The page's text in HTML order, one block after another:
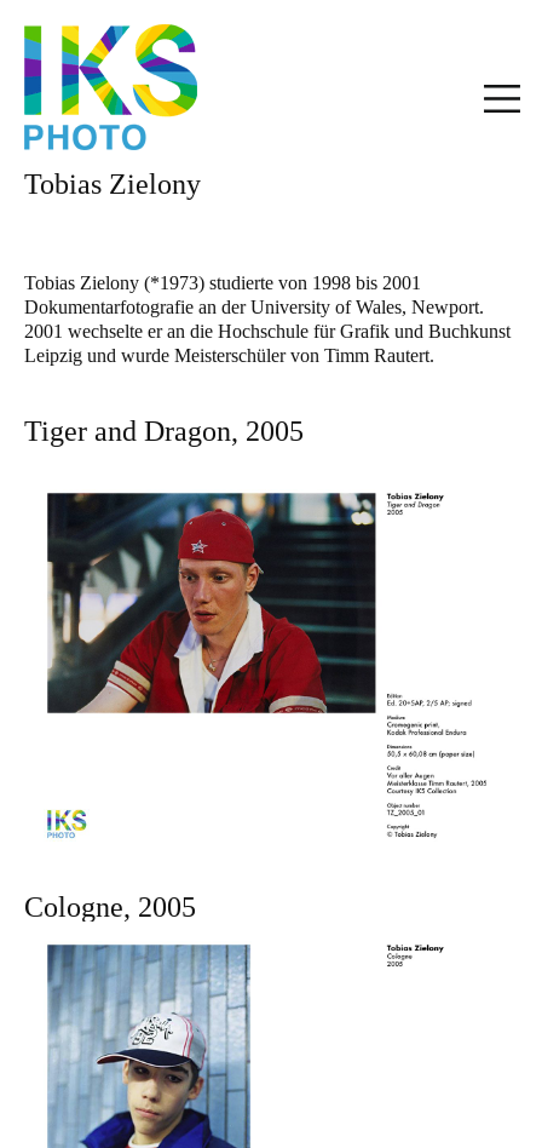
Tobias Zielony
Tobias Zielony (*1973) studierte von 1998 bis 2001
Dokumentarfotografie an der University of Wales, Newport.
2001 wechselte er an die Hochschule für Grafik und Buchkunst
Leipzig und wurde Meisterschüler von Timm Rautert.
Tiger and Dragon, 2005
Cologne, 2005